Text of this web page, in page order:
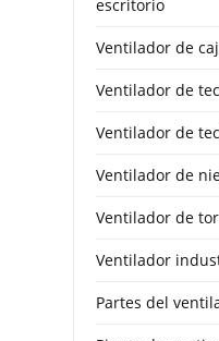
escritorio
Ventilador de
Ventilador de
Ventilador de
Ventilador de
Ventilador de
Ventilador
Partes del